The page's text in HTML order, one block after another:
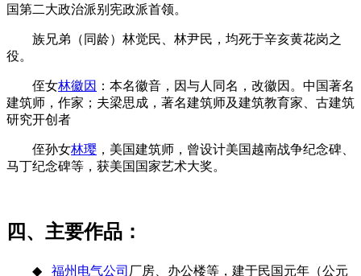
国第二大政治派别宪政派首领。
族兄弟（同龄）林觉民、林尹民，均死于辛亥黄花岗之
役。
侄女林徽因 ：本名徽音，因与人同名，改徽因。中国著名
建筑师，作家；夫梁思成，著名建筑师及建筑教育家、古建筑
研究开创者
侄孙女林璎 ，美国建筑师，曾设计美国越南战争纪念碑、
马丁纪念碑等，获美国国家艺术大奖。
四、主要作品：
◆ 福州电气公司 厂房、 办公楼等，建于民国元年（公元